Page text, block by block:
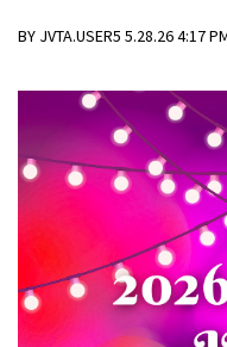
BY JVTA.USER5 5.28.26 4:17